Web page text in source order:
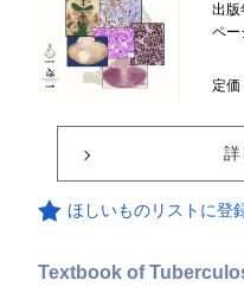
出版
ペー
定価
詳
ほしいものリストに登
Textbook of